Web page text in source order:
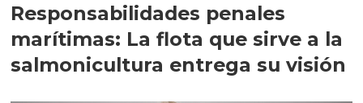
Responsabilidades penales
marítimas: La flota que sirve a la
salmonicultura entrega su visión